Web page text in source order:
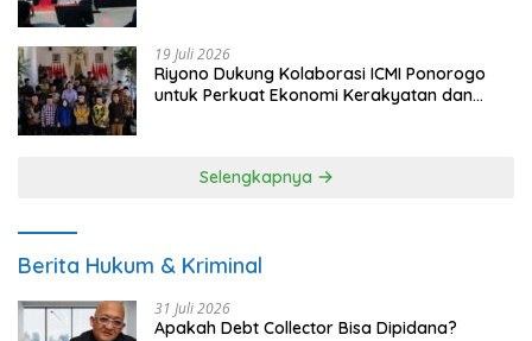
19 Juli 2026
Riyono Dukung Kolaborasi ICMI Ponorogo
untuk Perkuat Ekonomi Kerakyatan dan
Selengkapnya
Berita Hukum & Kriminal
31 Juli 2026
Apakah Debt Collector Bisa Dipidana?